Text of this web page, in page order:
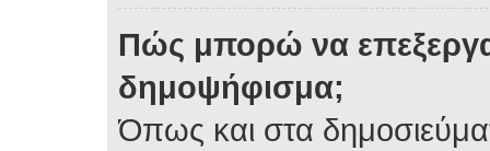
Πώς μπορώ να
δημοψήφισμα;
Όπως και στα